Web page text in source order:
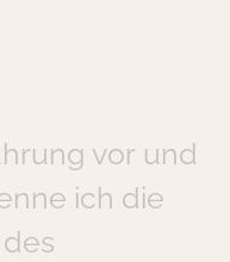
hrung vor und
nne ich die
des